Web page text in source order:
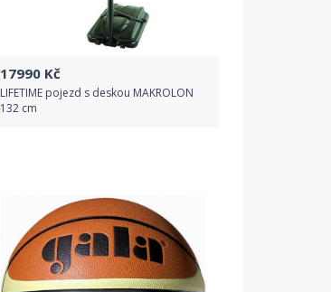
17990 Kč
LIFETIME pojezd s deskou MAKROLON
132 cm
Detail produktu